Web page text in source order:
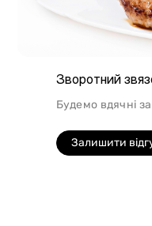
Зворотний
Будемо вдячні
Залишити